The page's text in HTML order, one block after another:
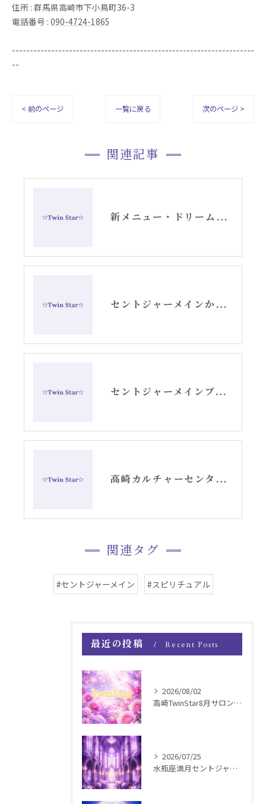
住所 : 群馬県高崎市下小鳥町36-3
電話番号 : 090-4724-1865
--------------------------------------------------------------------
--
< 前のページ 一覧に戻る 次のページ >
関連記事
新メニュー・ドリームデコードセッションお知らせ
セントジャーメインからのスピリチュアルメッセージ・アリーシャ
セントジャーメインブレッシングカード「リセット」グリッド画像
高崎カルチャーセンターでのエンジェルカード講座スタート
関連タグ
#セントジャーメイン #スピリチュアル
最近の投稿 Recent Posts
2026/08/02
高崎TwinStar8月サロンお知らせ
2026/07/25
水瓶座満月セントジャーメインGSVF遠隔お知らせ